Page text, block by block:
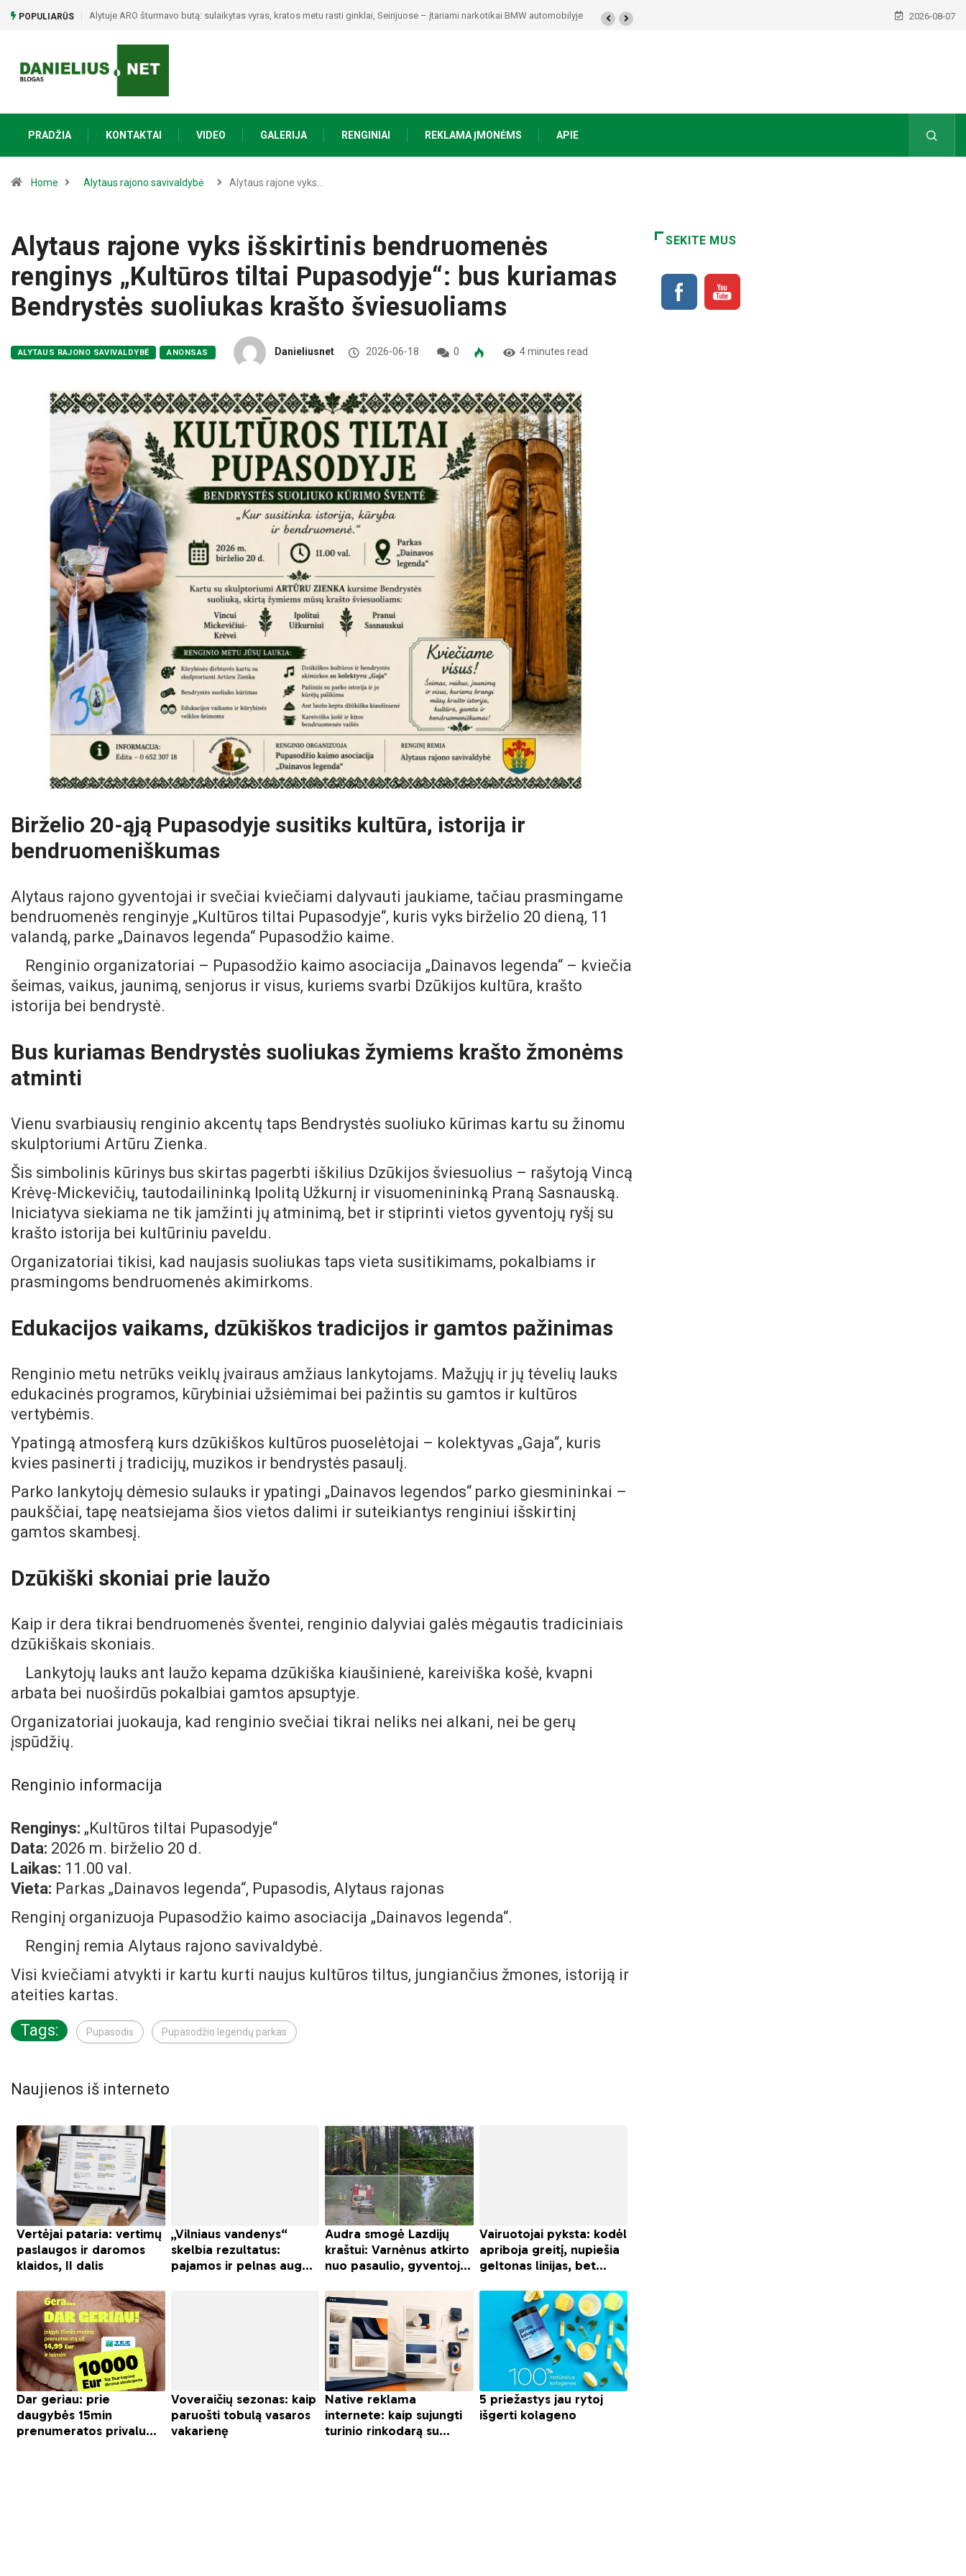
POPULIARŪS Poezijos ir bendrystės vakaras Naujojoje Ūtoje: Vinco Mykolaičio-Putino tėviškėje skambės eilės, dainos ir arbatos puodelių šiluma 2026-08-07
PRADŽIA KONTAKTAI VIDEO GALERIJA RENGINIAI REKLAMA ĮMONĖMS APIE
Home Alytaus rajono savivaldybė Alytaus rajone vyks…
Alytaus rajone vyks išskirtinis bendruomenės
renginys „Kultūros tiltai Pupasodyje“: bus kuriamas
Bendrystės suoliukas krašto šviesuoliams
ALYTAUS RAJONO SAVIVALDYBĖ ANONSAS Danieliusnet 2026-06-18 0 4 minutes read
Birželio 20-ąją Pupasodyje susitiks kultūra, istorija ir
bendruomeniškumas
Alytaus rajono gyventojai ir svečiai kviečiami dalyvauti jaukiame, tačiau prasmingame
bendruomenės renginyje „Kultūros tiltai Pupasodyje“, kuris vyks birželio 20 dieną, 11
valandą, parke „Dainavos legenda“ Pupasodžio kaime.
Renginio organizatoriai – Pupasodžio kaimo asociacija „Dainavos legenda“ – kviečia
šeimas, vaikus, jaunimą, senjorus ir visus, kuriems svarbi Dzūkijos kultūra, krašto
istorija bei bendrystė.
Bus kuriamas Bendrystės suoliukas žymiems krašto žmonėms
atminti
Vienu svarbiausių renginio akcentų taps Bendrystės suoliuko kūrimas kartu su žinomu
skulptoriumi Artūru Zienka.
Šis simbolinis kūrinys bus skirtas pagerbti iškilius Dzūkijos šviesuolius – rašytoją Vincą
Krėvę-Mickevičių, tautodailininką Ipolitą Užkurnį ir visuomenininką Praną Sasnauską.
Iniciatyva siekiama ne tik įamžinti jų atminimą, bet ir stiprinti vietos gyventojų ryšį su
krašto istorija bei kultūriniu paveldu.
Organizatoriai tikisi, kad naujasis suoliukas taps vieta susitikimams, pokalbiams ir
prasmingoms bendruomenės akimirkoms.
Edukacijos vaikams, dzūkiškos tradicijos ir gamtos pažinimas
Renginio metu netrūks veiklų įvairaus amžiaus lankytojams. Mažųjų ir jų tėvelių lauks
edukacinės programos, kūrybiniai užsiėmimai bei pažintis su gamtos ir kultūros
vertybėmis.
Ypatingą atmosferą kurs dzūkiškos kultūros puoselėtojai – kolektyvas „Gaja“, kuris
kvies pasinerti į tradicijų, muzikos ir bendrystės pasaulį.
Parko lankytojų dėmesio sulauks ir ypatingi „Dainavos legendos“ parko giesmininkai –
paukščiai, tapę neatsiejama šios vietos dalimi ir suteikiantys renginiui išskirtinį
gamtos skambesį.
Dzūkiški skoniai prie laužo
Kaip ir dera tikrai bendruomenės šventei, renginio dalyviai galės mėgautis tradiciniais
dzūkiškais skoniais.
Lankytojų lauks ant laužo kepama dzūkiška kiaušinienė, kareiviška košė, kvapni
arbata bei nuoširdūs pokalbiai gamtos apsuptyje.
Organizatoriai juokauja, kad renginio svečiai tikrai neliks nei alkani, nei be gerų
įspūdžių.
Renginio informacija
Renginys: „Kultūros tiltai Pupasodyje“
Data: 2026 m. birželio 20 d.
Laikas: 11.00 val.
Vieta: Parkas „Dainavos legenda“, Pupasodis, Alytaus rajonas
Renginį organizuoja Pupasodžio kaimo asociacija „Dainavos legenda“.
Renginį remia Alytaus rajono savivaldybė.
Visi kviečiami atvykti ir kartu kurti naujus kultūros tiltus, jungiančius žmones, istoriją ir
ateities kartas.
Tags:
Pupasodis Pupasodžio legendų parkas
Naujienos iš interneto
SEKITE MUS